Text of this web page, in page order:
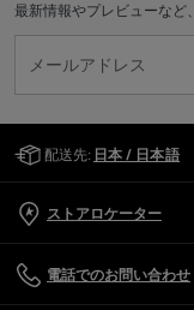
最新情報やプレビューなど
メールアドレス
配送先: 日本 / 日本語
ストアロケーター
電話でのお問い合わせ